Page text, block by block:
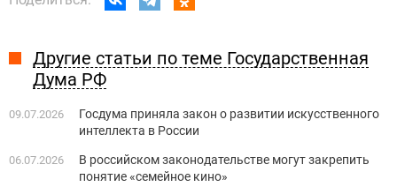
Другие статьи по теме Государственная
Дума РФ
09.07.2026
Госдума приняла закон о развитии искусственного
интеллекта в России
06.07.2026
В российском законодательстве могут закрепить
понятие «семейное кино»